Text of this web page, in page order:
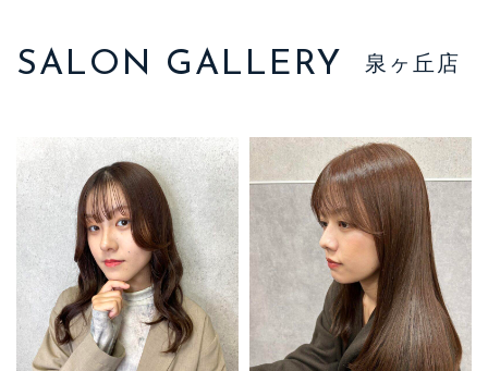
SALON GALLERY 泉ヶ丘店